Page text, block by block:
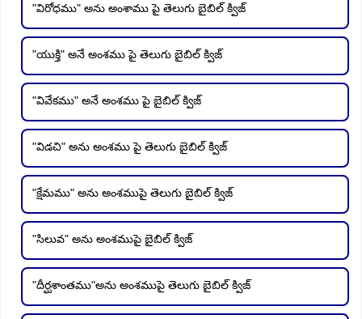
"విరోధము" అను అంశాము పై తెలుగు బైబిల్ క్విజ్
"యుక్తి" అనే అంశము పై తెలుగు బైబిల్ క్విజ్
"వివేకము" అనే అంశము పై బైబిల్ క్విజ్
"విడచి" అను అంశము పై తెలుగు బైబిల్ క్విజ్
"క్షేమము" అను అంశముపై తెలుగు బైబిల్ క్విజ్
"సిలువ" అను అంశముపై బైబిల్ క్విజ్
"దీర్ఘశాంతము"అను అంశముపై తెలుగు బైబిల్ క్విజ్